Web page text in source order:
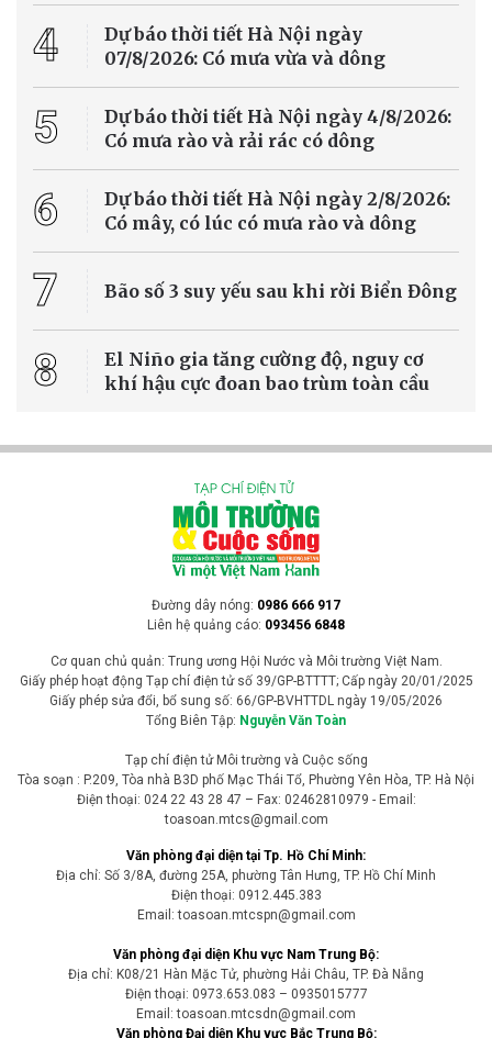
4
Dự báo thời tiết Hà Nội ngày
07/8/2026: Có mưa vừa và dông
5
Dự báo thời tiết Hà Nội ngày 4/8/2026:
Có mưa rào và rải rác có dông
6
Dự báo thời tiết Hà Nội ngày 2/8/2026:
Có mây, có lúc có mưa rào và dông
7 Bão số 3 suy yếu sau khi rời Biển Đông
8
El Niño gia tăng cường độ, nguy cơ
khí hậu cực đoan bao trùm toàn cầu
Đường dây nóng: 0986 666 917
Liên hệ quảng cáo: 093456 6848
Cơ quan chủ quản: Trung ương Hội Nước và Môi trường Việt Nam.
Giấy phép hoạt động Tạp chí điện tử số 39/GP-BTTTT; Cấp ngày 20/01/2025
Giấy phép sửa đổi, bổ sung số: 66/GP-BVHTTDL ngày 19/05/2026
Tổng Biên Tập: Nguyễn Văn Toàn
Tạp chí điện tử Môi trường và Cuộc sống
Tòa soạn : P.209, Tòa nhà B3D phố Mạc Thái Tổ, Phường Yên Hòa, TP. Hà Nội
Điện thoại: 024 22 43 28 47 – Fax: 02462810979 - Email:
toasoan.mtcs@gmail.com
Văn phòng đại diện tại Tp. Hồ Chí Minh:
Địa chỉ: Số 3/8A, đường 25A, phường Tân Hưng, TP. Hồ Chí Minh
Điện thoại: 0912.445.383
Email: toasoan.mtcspn@gmail.com
Văn phòng đại diện Khu vực Nam Trung Bộ:
Địa chỉ: K08/21 Hàn Mặc Tử, phường Hải Châu, TP. Đà Nẵng
Điện thoại: 0973.653.083 – 0935015777
Email: toasoan.mtcsdn@gmail.com
Văn phòng Đại diện Khu vực Bắc Trung Bộ: